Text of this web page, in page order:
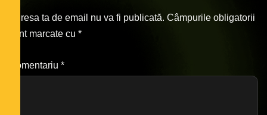
Adresa ta de email nu va fi publicată. Câmpurile obligatorii
sunt marcate cu *
Comentariu *